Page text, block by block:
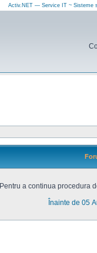
Activ.NET — Service IT ~ Sisteme
Pentru a continua procedura
Înainte de 05